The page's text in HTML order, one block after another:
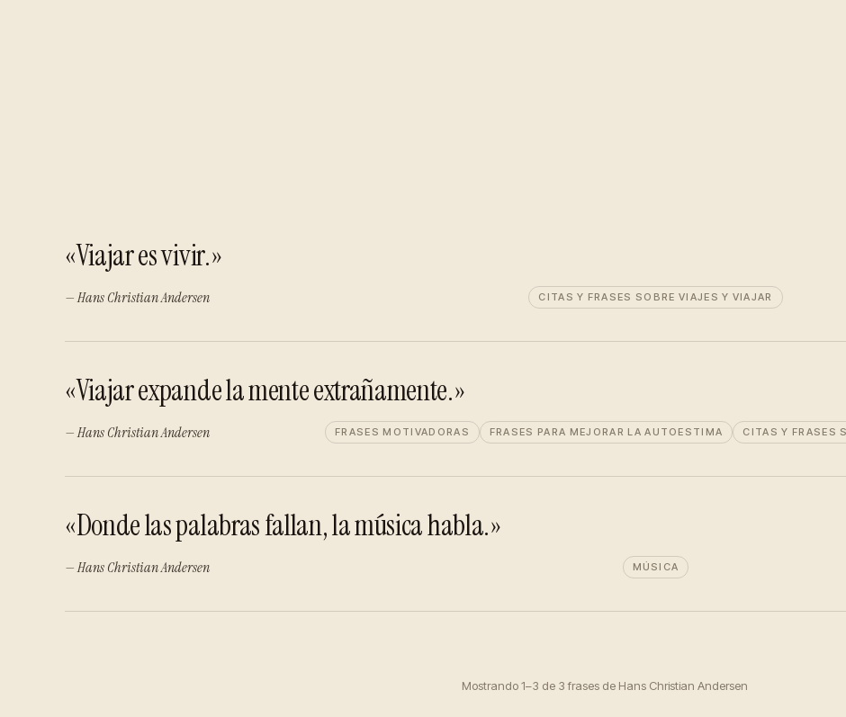
«Viajar es vivir.»
— Hans Christian Andersen CITAS Y FRASES SOBRE VIAJES Y VIAJAR
«Viajar expande la mente extrañamente.»
— Hans Christian Andersen FRASES MOTIVADORAS FRASES PARA MEJORAR LA AUTOESTIMA CITAS Y FRASES
«Donde las palabras fallan, la música habla.»
— Hans Christian Andersen MÚSICA
Mostrando 1–3 de 3 frases de Hans Christian Andersen